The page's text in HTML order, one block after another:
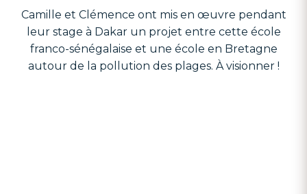
Camille et Clémence ont mis en œuvre pendant
leur stage à Dakar un projet entre cette école
franco-sénégalaise et une école en Bretagne
autour de la pollution des plages. À visionner !